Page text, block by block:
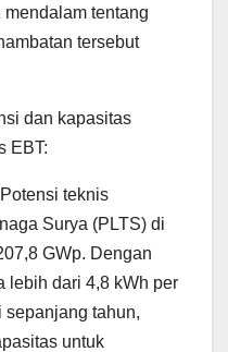
tentang
tersebut
dan kapasitas
EBT:
teknis
Surya (PLTS) di
GWp. Dengan
lebih dari 4,8 kWh per
sepanjang tahun,
untuk